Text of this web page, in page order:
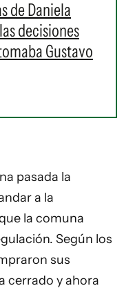
de Daniela
decisiones
Gustavo
pasada la
a la
la comuna
Según los
sus
cerrado y ahora